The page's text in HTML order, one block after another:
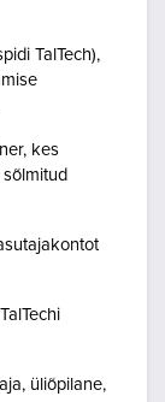
TalTech),
kes
üliõpilane,